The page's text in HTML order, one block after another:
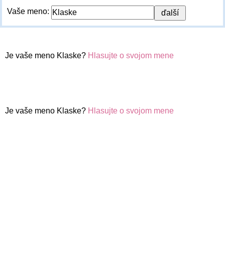
Vaše meno:
Je vaše meno Klaske? Hlasujte o svojom mene
Je vaše meno Klaske? Hlasujte o svojom mene